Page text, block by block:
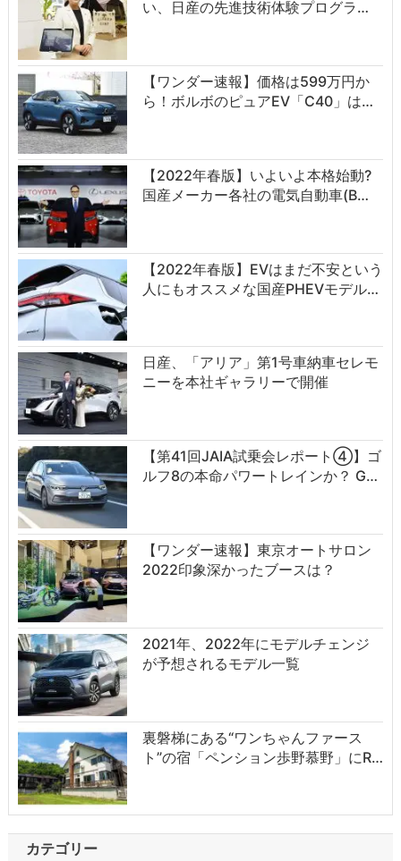
い、日産の先進技術体験プログラ…
【ワンダー速報】価格は599万円か
ら！ボルボのピュアEV「C40」は…
【2022年春版】いよいよ本格始動?
国産メーカー各社の電気自動車(B…
【2022年春版】EVはまだ不安という
人にもオススメな国産PHEVモデル…
日産、「アリア」第1号車納車セレモ
ニーを本社ギャラリーで開催
【第41回JAIA試乗会レポート④】ゴ
ルフ8の本命パワートレインか？ G…
【ワンダー速報】東京オートサロン
2022印象深かったブースは？
2021年、2022年にモデルチェンジ
が予想されるモデル一覧
裏磐梯にある“ワンちゃんファース
ト”の宿「ペンション歩野慕野」にR…
カテゴリー